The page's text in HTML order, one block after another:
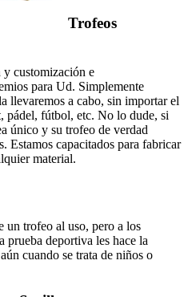
Trofeos
y customización e
para Ud. Simplemente
llevaremos a cabo, sin importar el
pádel, fútbol, etc. No lo dude, si
único y su trofeo de verdad
Estamos capacitados para fabricar
material.
un trofeo al uso, pero a los
prueba deportiva les hace la
cuando se trata de niños o